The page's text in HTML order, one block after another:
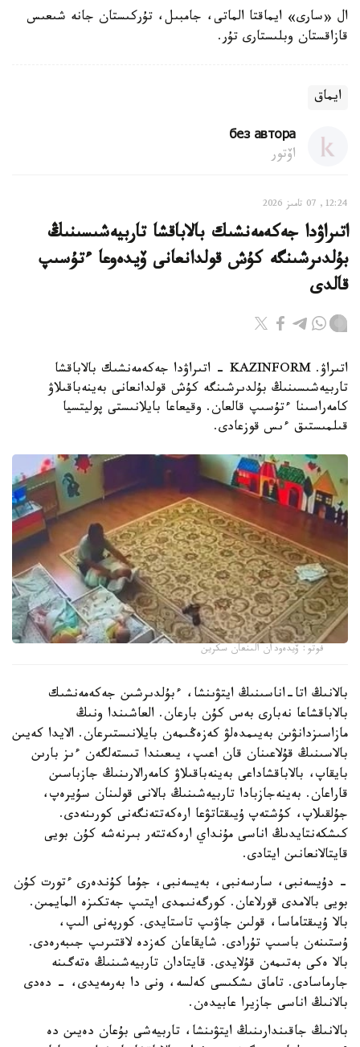
ال «سارى» ايماقتا الماتى، جامبىل، تۇركىستان جانە شىعىس
قازاقستان وبلىستارى تۇر.
ايماق
без автора
اۆتور
12:24, 07 تامىز 2026
اتىراۋدا جەكەمەنشىك بالاباقشا تاربيەشىسىنىڭ
بۇلدىرشىنگە كۇش قولدانعانى ۆيدەوعا ءتۇسىپ
قالدى
اتىراۋ. KAZINFORM - اتىراۋدا جەكەمەنشىك بالاباقشا
تاربيەشىسىنىڭ بۇلدىرشىنگە كۇش قولدانعانى بەينەباقىلاۋ
كامەراسىنا ءتۇسىپ قالعان. وقيعاعا بايلانىستى پوليتسيا
قىلمىستىق ءىس قوزعادى.
فوتو: ۆيدەودان الىنعان سكرين
بالانىڭ اتا-اناسىنىڭ ايتۋىنشا، ءبۇلدىرشىن جەكەمەنشىك
بالاباقشاعا نەبارى بەس كۇن بارعان. العاشىندا ونىڭ
مازاسىزدانۋىن بەيىمدەلۋ كەزەڭىمەن بايلانىستىرعان. الايدا كەيىن
بالاسىنىڭ قۇلاعىنان قان اعىپ، يىعىندا تىستەلگەن ءىز بارىن
بايقاپ، بالاباقشاداعى بەينەباقىلاۋ كامەرالارىنىڭ جازباسىن
قاراعان. بەينەجازبادا تاربيەشىنىڭ بالانى قولىنان سۇيرەپ،
جۇلقىلاپ، كۇشتەپ ۇيىقتاتۋعا ارەكەتتەنگەنى كورىنەدى.
كىشكەنتايدىڭ اناسى مۇنداي ارەكەتتەر بىرنەشە كۇن بويى
قايتالانعانىن ايتادى.
- دۇيسەنبى، سارسەنبى، بەيسەنبى، جۇما كۇندەرى ءتورت كۇن
بويى بالامدى قورلاعان. كورگەنىمدى ايتىپ جەتكىزە المايمىن.
بالا ۇيىقتاماسا، قولىن جاۋىپ تاستايدى. كورپەنى الىپ،
ۇستىنەن باسىپ تۇرادى. شايقاعان كەزدە لاقتىرىپ جىبەرەدى.
بالا ەكى بەتىمەن قۇلايدى. قايتادان تاربيەشىنىڭ ەتەگىنە
جارماسادى. تاماق ىشكىسى كەلسە، ونى دا بەرمەيدى، - دەدى
بالانىڭ اناسى جازيرا عابيدەن.
بالانىڭ جاقىندارىنىڭ ايتۋىنشا، تاربيەشى بۇعان دەيىن دە